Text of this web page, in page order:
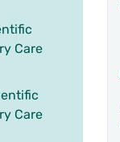
Care
Care